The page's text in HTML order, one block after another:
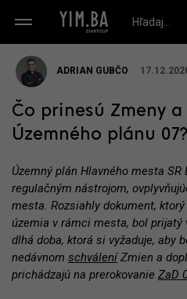
ADRIAN GUBČO
Čo prinesú Zmeny
Územného plánu 07?
Územný plán Hlavného mesta
regulačným nástrojom,
mesta. Rozsiahly dokument,
územia v rámci mesta, bol prijatý
dlhá doba, ktorá si vyžaduje, aby
nedávnom schváleníZmien a
prichádzajú na prerokovanie ZaD